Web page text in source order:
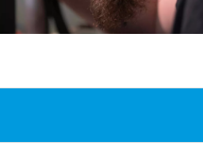
技术
技术
ONE™ portal